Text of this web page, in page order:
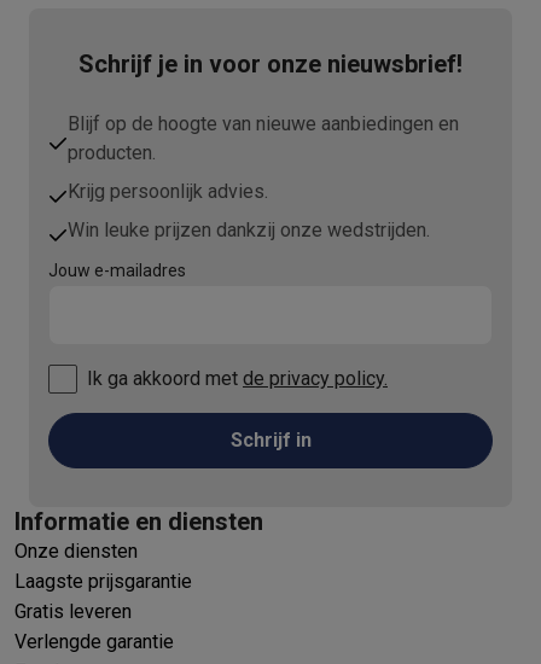
Schrijf je in voor onze nieuwsbrief!
Blijf op de hoogte van nieuwe aanbiedingen en
producten.
Krijg persoonlijk advies.
Win leuke prijzen dankzij onze wedstrijden.
Jouw e-mailadres
Ik ga akkoord met de privacy policy.
Schrijf in
Informatie en diensten
Onze diensten
Laagste prijsgarantie
Gratis leveren
Verlengde garantie